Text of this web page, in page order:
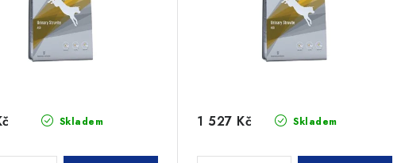
Skladem Skladem
1 527 Kč